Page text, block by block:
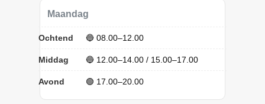
Maandag
Ochtend 🔵 08.00–12.00
Middag 🔵 12.00–14.00 / 15.00–17.00
Avond 🟢 17.00–20.00